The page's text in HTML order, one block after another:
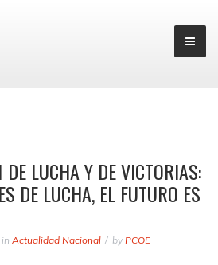
LUCHA Y DE VICTORIAS:
DE LUCHA, EL FUTURO ES
in Actualidad Nacional by PCOE